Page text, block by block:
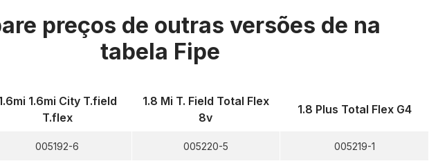
preços de outras versões de na
tabela Fipe
1.6mi City T.field
T.flex
005192-6
1.8 Mi T. Field Total Flex
8v
005220-5
1.8 Plus Total Flex G4
005219-1